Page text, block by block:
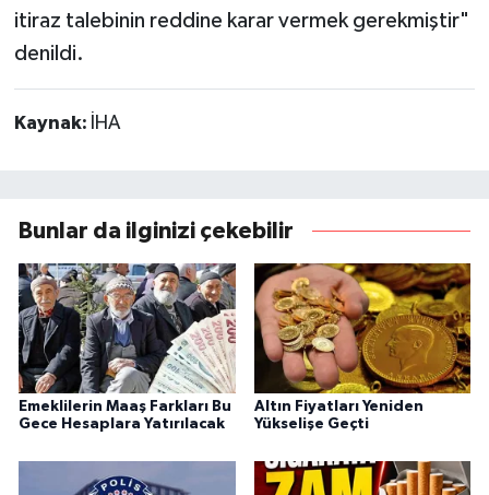
itiraz talebinin reddine karar vermek gerekmiştir"
denildi.
Kaynak: İHA
Bunlar da ilginizi çekebilir
Emeklilerin Maaş Farkları Bu
Gece Hesaplara Yatırılacak
Altın Fiyatları Yeniden
Yükselişe Geçti